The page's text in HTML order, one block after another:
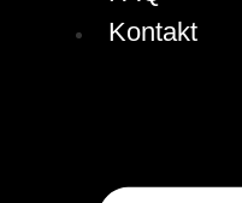
Kontakt